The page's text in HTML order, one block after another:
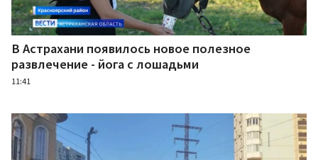
В Астрахани появилось новое полезное
развлечение - йога с лошадьми
11:41